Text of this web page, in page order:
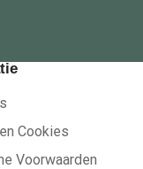
Cookies
Voorwaarden